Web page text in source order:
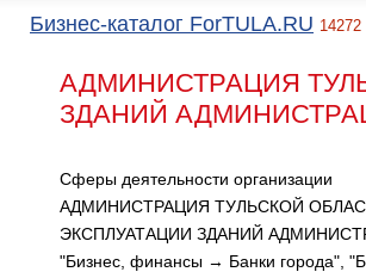
Бизнес-каталог ForTULA.RU 14272
АДМИНИСТРАЦИЯ
ЗДАНИЙ
Сферы деятельности организации
АДМИНИСТРАЦИЯ ТУЛЬСКОЙ
ЭКСПЛУАТАЦИИ ЗДАНИЙ
"Бизнес, финансы → Банки города",